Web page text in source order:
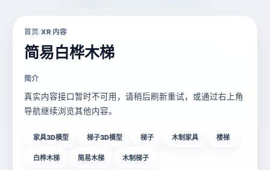
首页/XR 内容
简易白桦木梯
简介
真实内容接口暂时不可用，请稍后刷新重试，或通过右上角
导航继续浏览其他内容。
家具3D模型 梯子3D模型 梯子 木制家具 楼梯
白桦木梯 简易木梯 木制梯子